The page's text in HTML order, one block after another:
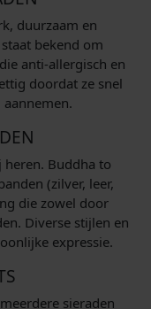
duurzaam en
bekend om
anti-allergisch en
doordat ze snel
Buddha to
(zilver, leer,
die zowel door
Diverse stijlen en
expressie.
sieraden